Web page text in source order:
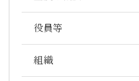
役員等
組織